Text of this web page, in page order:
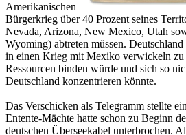
Amerikanischen
Bürgerkrieg über 40 Prozent seines
Nevada, Arizona, New Mexico, Utah
Wyoming) abtreten müssen.
in einen Krieg mit Mexiko verwickeln zu
Ressourcen binden würde und sich so
Deutschland konzentrieren könnte.
Das Verschicken als Telegramm stellte
Entente-Mächte hatte schon zu Beginn
deutschen Überseekabel unterbrochen.